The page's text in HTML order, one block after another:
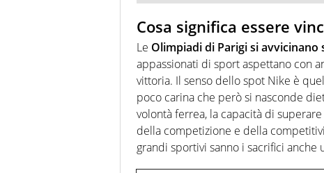
Cosa significa essere
Le Olimpiadi di Parigi si avvicinano
appassionati di sport aspettano con
vittoria. Il senso dello spot Nike è
poco carina che però si nasconde
volontà ferrea, la capacità di
della competizione e della
grandi sportivi sanno i sacrifici anche